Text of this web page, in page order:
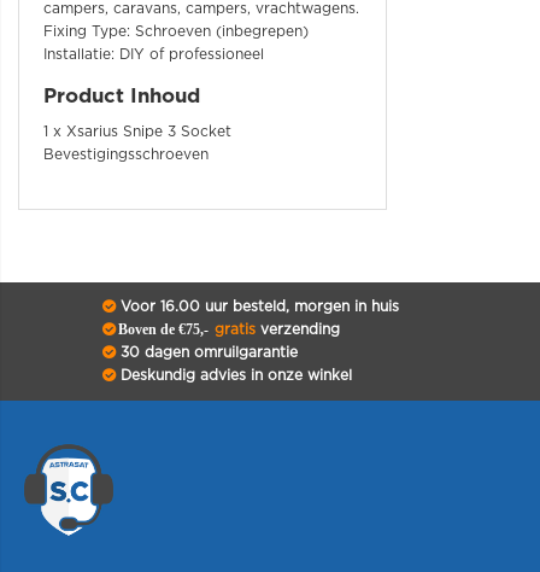
campers, caravans, campers, vrachtwagens.
Fixing Type: Schroeven (inbegrepen)
Installatie: DIY of professioneel
Product Inhoud
1 x Xsarius Snipe 3 Socket
Bevestigingsschroeven
Voor 16.00 uur besteld, morgen in huis
Boven de €75,- gratisverzending
30 dagen omruilgarantie
Deskundig advies in onze winkel